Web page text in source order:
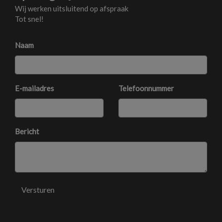
Stuur verstelbaar
Stuurbekrachtiging snelheidsafhankelijk
Exterieur
Achterruitwisser
Buitenspiegels elektrisch verstel- en verwarmbaar
Buitenspiegels in carrosseriekleur
Buitenspiegels verwarmbaar
Wij werken uitsluitend op afspraak
Tot snel!
Naam
E-mailadres Telefoonnummer
Bericht
Versturen